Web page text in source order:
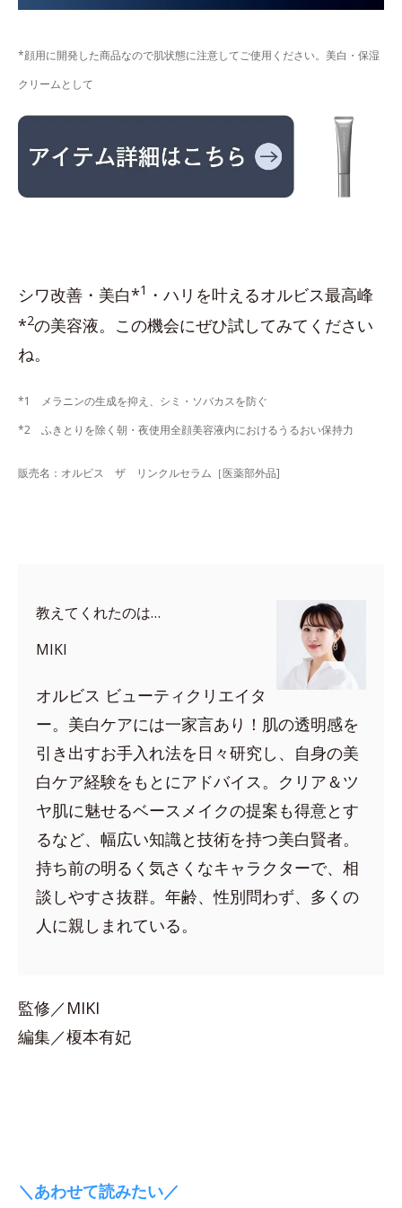
*顔用に開発した商品なので肌状態に注意してご使用ください。美白・保湿
クリームとして
シワ改善・美白*1 ・ハリを叶えるオルビス最高峰
*2の美容液。この機会にぜひ試してみてください
ね。
*1 メラニンの生成を抑え、シミ・ソバカスを防ぐ
*2 ふきとりを除く朝・夜使用全顔美容液内におけるうるおい保持力
販売名：オルビス ザ リンクルセラム［医薬部外品]
教えてくれたのは…
MIKI
オルビス ビューティクリエイタ
ー。美白ケアには一家言あり！肌の透明感を
引き出すお手入れ法を日々研究し、自身の美
白ケア経験をもとにアドバイス。クリア＆ツ
ヤ肌に魅せるベースメイクの提案も得意とす
るなど、幅広い知識と技術を持つ美白賢者。
持ち前の明るく気さくなキャラクターで、相
談しやすさ抜群。年齢、性別問わず、多くの
人に親しまれている。
監修／MIKI
編集／榎本有妃
＼あわせて読みたい／